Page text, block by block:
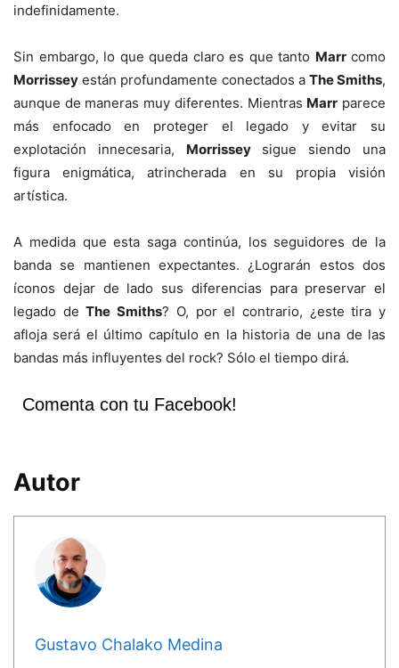
indefinidamente.
Sin embargo, lo que queda claro es que tanto Marrcomo
Morrissey están profundamente conectados a The Smiths,
aunque de maneras muy diferentes. Mientras Marr parece
más enfocado en proteger el legado y evitar su
explotación innecesaria, Morrisseysigue siendo una
figura enigmática, atrincherada en su propia visión
artística.
A medida que esta saga continúa, los seguidores de la
banda se mantienen expectantes. ¿Lograrán estos dos
íconos dejar de lado sus diferencias para preservar el
legado deThe Smiths? O, por el contrario, ¿este tira y
afloja será el último capítulo en la historia de una de las
bandas más influyentes del rock? Sólo el tiempo dirá.
Comenta con tu Facebook!
Autor
Gustavo Chalako Medina